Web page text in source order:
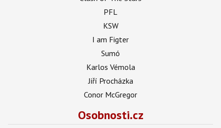
PFL
KSW
I am Figter
Sumó
Karlos Vémola
Jiří Procházka
Conor McGregor
Osobnosti.cz